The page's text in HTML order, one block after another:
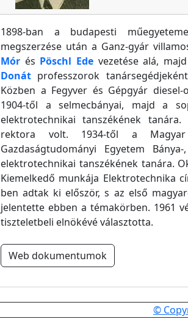
1898-ban a budapesti
megszerzése után a Ganz-gyár
Mór és Pöschl Ede vezetése alá,
Donát professzorok
Közben a Fegyver és Gépgyár
1904-től a selmecbányai, majd a
elektrotechnikai tanszékének
rektora volt. 1934-től a
Gazdaságtudományi Egyetem
elektrotechnikai tanszékének tanára.
Kiemelkedő munkája Elektrotechnika
ben adtak ki először, s az első
jelentette ebben a témakörben. 1961
tiszteletbeli elnökévé választotta.
Web dokumentumok
©